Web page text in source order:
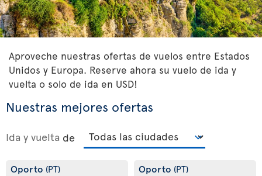
Aproveche nuestras ofertas de vuelos entre Estados
Unidos y Europa. Reserve ahora su vuelo de ida y
vuelta o solo de ida en USD!
Nuestras mejores ofertas
Ida y vuelta de
Oporto (PT) Oporto (PT)